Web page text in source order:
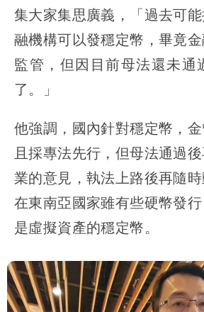
集大家集思廣義，「過去可
融機構可以發穩定幣，畢竟
監管，但因目前母法還未通
了。」
他強調，國內針對穩定幣，
且採專法先行，但母法通過
業的意見，執法上路後再隨
在東南亞國家雖有些硬幣發
是虛擬資產的穩定幣。